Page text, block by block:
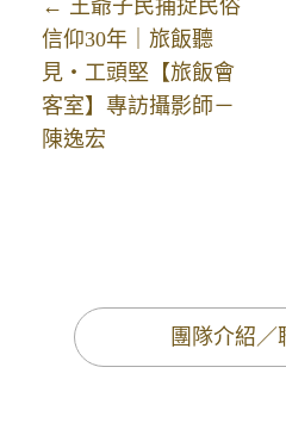
← 王爺子民捕捉民俗
信仰30年｜旅飯聽
見・工頭堅【旅飯會
客室】專訪攝影師－
陳逸宏
團隊介紹／